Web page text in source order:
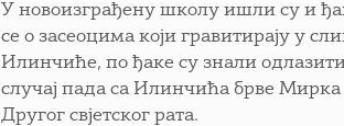
У новоизграђену школу ишли су и
се о засеоцима који гравитирају у
Илинчиће, по ђаке су знали
случај пада са Илинчића брве Мирка
Другог свјетског рата.